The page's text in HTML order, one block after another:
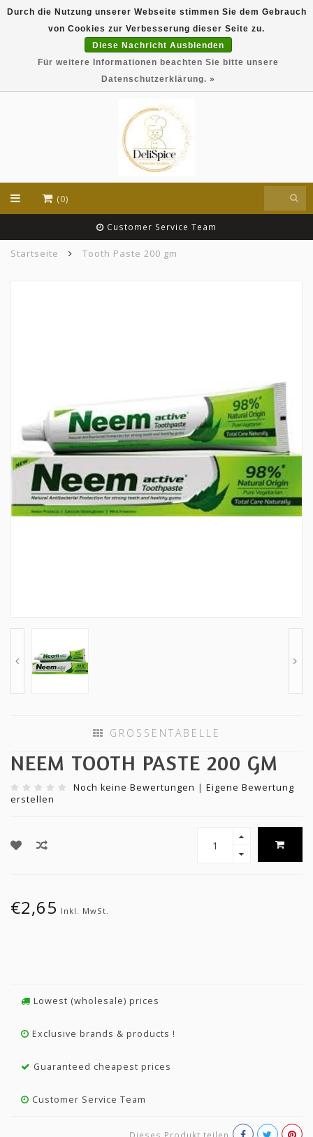
DeliSpice is your online Indian grocery shop with
exclusive brands like Daawat, Suhana, DeliSpice
and many more !!!
(0)
Customer Service Team
Startseite Tooth Paste 200 gm
GRÖSSENTABELLE
NEEM TOOTH PASTE 200 GM
Noch keine Bewertungen | Eigene Bewertung
erstellen
€2,65 Inkl. MwSt.
Lowest (wholesale) prices
Exclusive brands & products !
Guaranteed cheapest prices
Customer Service Team
Durch die Nutzung unserer Webseite stimmen Sie dem Gebrauch
von Cookies zur Verbesserung dieser Seite zu.
Diese Nachricht Ausblenden
Für weitere Informationen beachten Sie bitte unsere
Datenschutzerklärung. »